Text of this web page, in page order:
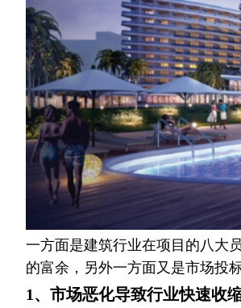
一方面是建筑行业在项目的八大
的富余，另外一方面又是市场投
1、市场恶化导致行业快速收